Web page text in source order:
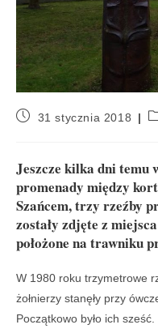
31 stycznia 2018
Jeszcze kilka dni temu
promenady między
Szańcem, trzy rzeźby
zostały zdjęte z
położone na trawniku
W 1980 roku trzymetrowe
żołnierzy stanęły przy
Początkowo było ich